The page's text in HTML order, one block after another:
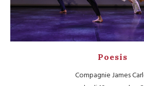
Poesis
Compagnie James